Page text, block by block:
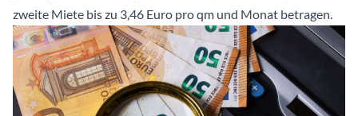
zweite Miete bis zu 3,46 Euro pro qm und Monat betragen.